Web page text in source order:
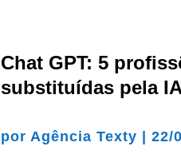
Chat GPT: 5
substituídas pela
porAgência Texty |22/